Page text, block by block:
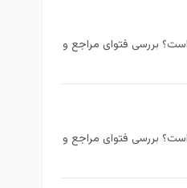
بررسی فتوای مراجع و
بررسی فتوای مراجع و